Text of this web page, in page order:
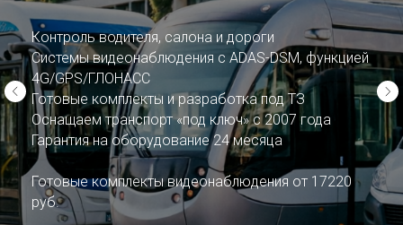
Контроль водителя, салона и дороги
Системы видеонаблюдения с ADAS-DSM, функцией
4G/GPS/ГЛОНАСС
Готовые комплекты и разработка под ТЗ
Оснащаем транспорт «под ключ» с 2007 года
Гарантия на оборудование 24 месяца
Готовые комплекты видеонаблюдения от 17220
руб.